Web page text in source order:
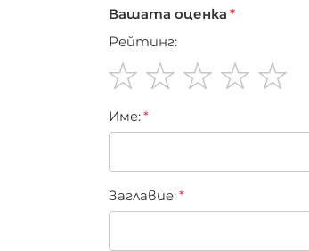
Вашата оценка
Рейтинг:
star
stars
stars
stars
stars
Име:
Заглавиe: